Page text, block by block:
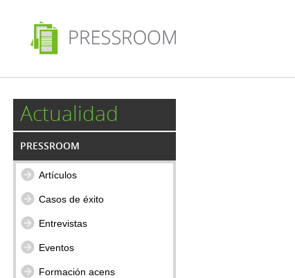
Actualidad
PRESSROOM
Artículos
Casos de éxito
Entrevistas
Eventos
Formación acens